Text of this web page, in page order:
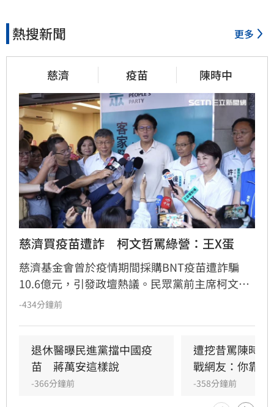
熱搜新聞 更多
慈濟 疫苗 陳時中
慈濟買疫苗遭詐　柯文哲罵綠營：王X蛋
慈濟基金會曾於疫情期間採購BNT疫苗遭詐騙
10.6億元，引發政壇熱議。民眾黨前主席柯文哲
今（9日）對此痛批，民進黨擁有龐大特別預
X蛋。
-434分鐘前
退休醫曝民進黨擋中國疫
苗　蔣萬安這樣說
-366分鐘前
遭挖昔罵陳時
戰網友：你靠我
-358分鐘前